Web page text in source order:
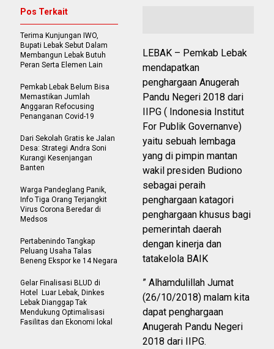
LEBAK – Pemkab Lebak
mendapatkan
penghargaan Anugerah
Pandu Negeri 2018 dari
IIPG ( Indonesia Institut
For Publik Governanve)
yaitu sebuah lembaga
yang di pimpin mantan
wakil presiden Budiono
sebagai peraih
penghargaan katagori
penghargaan khusus bagi
pemerintah daerah
dengan kinerja dan
tatakelola BAIK
” Alhamdulillah Jumat
(26/10/2018) malam kita
dapat penghargaan
Anugerah Pandu Negeri
2018 dari IIPG.
Pos Terkait
Terima Kunjungan IWO,
Bupati Lebak Sebut Dalam
Membangun Lebak Butuh
Peran Serta Elemen Lain
Pemkab Lebak Belum Bisa
Memastikan Jumlah
Anggaran Refocusing
Penanganan Covid-19
Dari Sekolah Gratis ke Jalan
Desa: Strategi Andra Soni
Kurangi Kesenjangan
Banten
Warga Pandeglang Panik,
Info Tiga Orang Terjangkit
Virus Corona Beredar di
Medsos
Pertabenindo Tangkap
Peluang Usaha Talas
Beneng Ekspor ke 14 Negara
Gelar Finalisasi BLUD di
Hotel Luar Lebak, Dinkes
Lebak Dianggap Tak
Mendukung Optimalisasi
Fasilitas dan Ekonomi lokal